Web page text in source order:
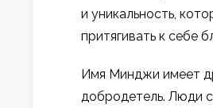
и уникальность,
притягивать к себе
Имя Минджи имеет
добродетель. Люди